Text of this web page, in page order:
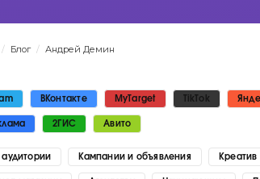
/ Блог / Андрей Демин
ВКонтакте MyTarget TikTok
2ГИС Авито
аудитории Кампании и объявления Креатив